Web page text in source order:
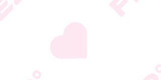
* טעות סופר בתיאור המוצר
או במחירו לא תחייב את